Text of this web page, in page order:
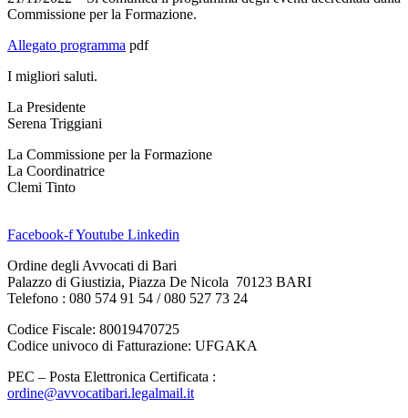
Commissione per la Formazione.
Allegato programma pdf
I migliori saluti.
La Presidente
Serena Triggiani
La Commissione per la Formazione
La Coordinatrice
Clemi Tinto
Facebook-fYoutube Linkedin
Ordine degli Avvocati di Bari
Palazzo di Giustizia, Piazza De Nicola 70123 BARI
Telefono : 080 574 91 54 / 080 527 73 24
Codice Fiscale: 80019470725
Codice univoco di Fatturazione: UFGAKA
PEC – Posta Elettronica Certificata :
ordine@avvocatibari.legalmail.it